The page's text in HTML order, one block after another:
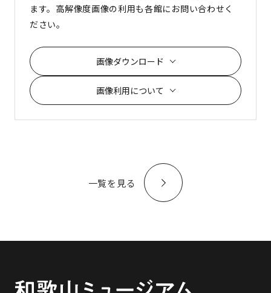
ます。高解像度画像の利用も各館にお問い合わせく
ださい。
画像ダウンロード
画像利用について
一覧を見る